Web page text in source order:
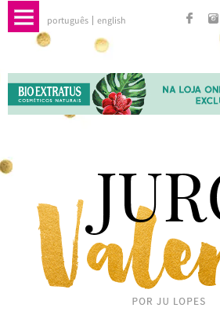
português english